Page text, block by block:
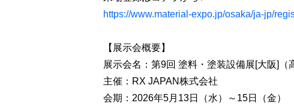
https://www.material-expo.jp/osaka/ja-jp/
【展示会概要】
展示会名：第9回 塗料・塗装設備展[大阪]（
主催：RX JAPAN株式会社
会期：2026年5月13日（水）～15日（金）